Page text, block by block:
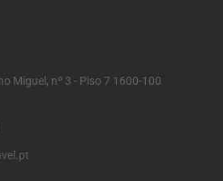
Miguel, nº 3 - Piso 7 1600-100